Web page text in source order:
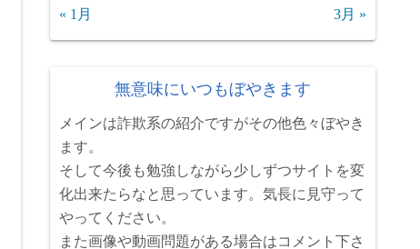
« 1月 3月 »
無意味にいつもぼやきます
メインは詐欺系の紹介ですがその他色々ぼやき
ます。
そして今後も勉強しながら少しずつサイトを変
化出来たらなと思っています。気長に見守って
やってください。
また画像や動画問題がある場合はコメント下さ